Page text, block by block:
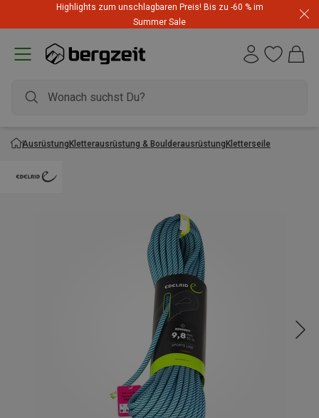
Highlights zum unschlagbaren Preis! Bis zu -60 % im
Summer Sale
AusrüstungKletterausrüstung & BoulderausrüstungKletterseile